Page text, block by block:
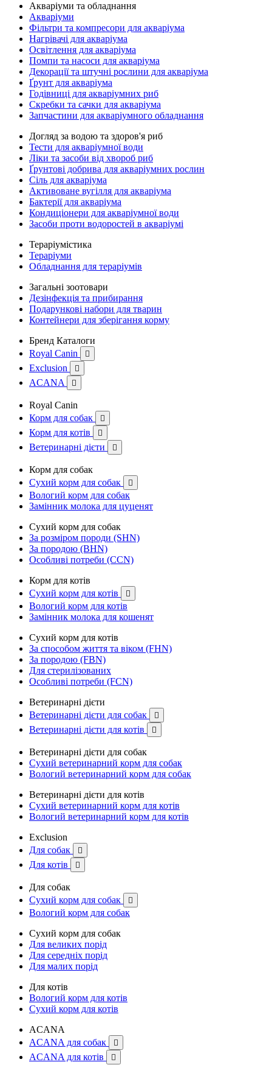
Акваріуми та обладнання
Акваріуми
Фільтри та компресори для акваріума
Нагрівачі для акваріума
Освітлення для акваріума
Помпи та насоси для акваріума
Декорації та штучні рослини для акваріума
Ґрунт для акваріума
Годівниці для акваріумних риб
Скребки та сачки для акваріума
Запчастини для акваріумного обладнання
Догляд за водою та здоров'я риб
Тести для акваріумної води
Ліки та засоби від хвороб риб
Ґрунтові добрива для акваріумних рослин
Сіль для акваріума
Активоване вугілля для акваріума
Бактерії для акваріума
Кондиціонери для акваріумної води
Засоби проти водоростей в акваріумі
Тераріумістика
Тераріуми
Обладнання для тераріумів
Загальні зоотовари
Дезінфекція та прибирання
Подарункові набори для тварин
Контейнери для зберігання корму
Бренд Каталоги
Royal Canin

Exclusion 
ACANA 
Royal Canin
Корм для собак

Корм для котів 
Ветеринарні дієти 
Корм для собак
Сухий корм для собак

Вологий корм для собак
Замінник молока для цуценят
Сухий корм для собак
За розміром породи (SHN)
За породою (BHN)
Особливі потреби (CCN)
Корм для котів
Сухий корм для котів

Вологий корм для котів
Замінник молока для кошенят
Сухий корм для котів
За способом життя та віком (FHN)
За породою (FBN)
Для стерилізованих
Особливі потреби (FCN)
Ветеринарні дієти
Ветеринарні дієти для собак

Ветеринарні дієти для котів 
Ветеринарні дієти для собак
Сухий ветеринарний корм для собак
Вологий ветеринарний корм для собак
Ветеринарні дієти для котів
Сухий ветеринарний корм для котів
Вологий ветеринарний корм для котів
Exclusion
Для собак

Для котів 
Для собак
Сухий корм для собак

Вологий корм для собак
Сухий корм для собак
Для великих порід
Для середніх порід
Для малих порід
Для котів
Вологий корм для котів
Сухий корм для котів
ACANA
ACANA для собак

ACANA для котів 